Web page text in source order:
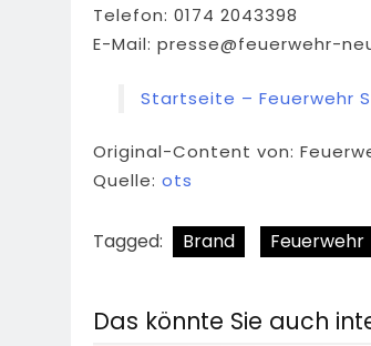
Telefon: 0174 2043398
E-Mail: presse@feuerwehr-
Startseite – Feuerwehr
Original-Content von:
Quelle: ots
Tagged: Brand Feuerwehr
Das könnte Sie auch